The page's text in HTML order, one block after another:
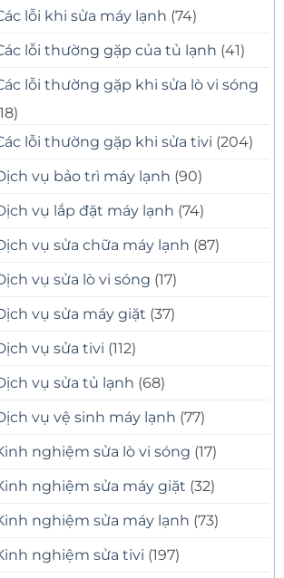
lỗi khi sửa máy lạnh (74)
lỗi thường gặp của tủ lạnh (41)
lỗi thường gặp khi sửa lò vi sóng
lỗi thường gặp khi sửa tivi (204)
vụ bảo trì máy lạnh (90)
vụ lắp đặt máy lạnh (74)
vụ sửa chữa máy lạnh (87)
vụ sửa lò vi sóng (17)
vụ sửa máy giặt (37)
vụ sửa tivi (112)
vụ sửa tủ lạnh (68)
vụ vệ sinh máy lạnh (77)
nghiệm sửa lò vi sóng (17)
nghiệm sửa máy giặt (32)
nghiệm sửa máy lạnh (73)
nghiệm sửa tivi (197)